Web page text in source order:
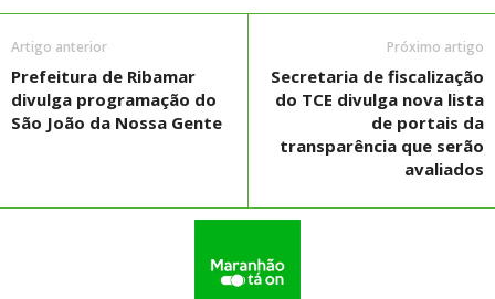
Artigo anterior
Prefeitura de Ribamar
divulga programação do
São João da Nossa Gente
Próximo artigo
Secretaria de fiscalização
do TCE divulga nova lista
de portais da
transparência que serão
avaliados